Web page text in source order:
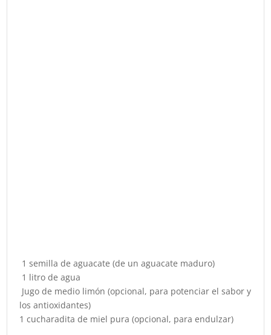
1 semilla de aguacate (de un aguacate maduro)
1 litro de agua
Jugo de medio limón (opcional, para potenciar el sabor y
los antioxidantes)
1 cucharadita de miel pura (opcional, para endulzar)